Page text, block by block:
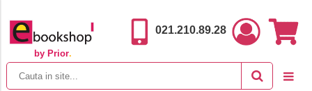
by Prior.
021.210.89.28